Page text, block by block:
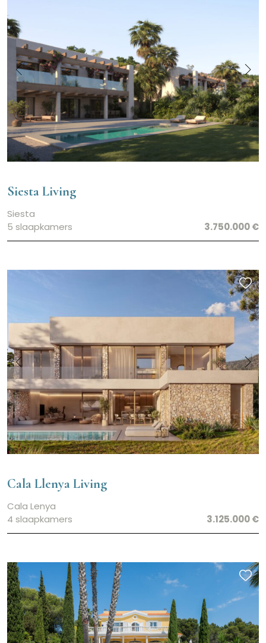
Siesta Living
Siesta
5 slaapkamers
3.750.000 €
Cala Llenya Living
Cala Lenya
4 slaapkamers
3.125.000 €